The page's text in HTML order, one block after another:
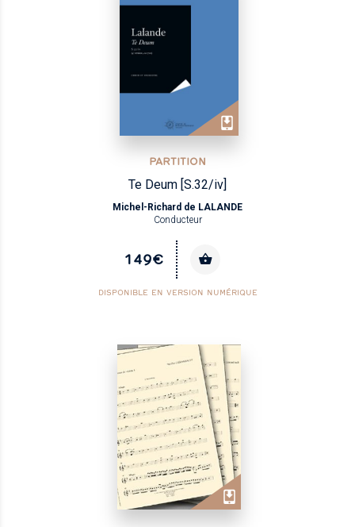
PARTITION
Te Deum [S.32/iv]
Michel-Richard de LALANDE
Conducteur
149€
DISPONIBLE EN VERSION NUMÉRIQUE